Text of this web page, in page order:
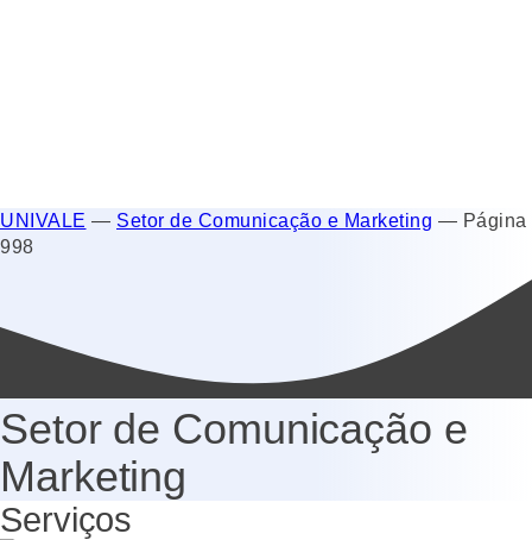
UNIVALE — Setor de Comunicação e Marketing — Página
998
Setor de Comunicação e
Marketing
Serviços